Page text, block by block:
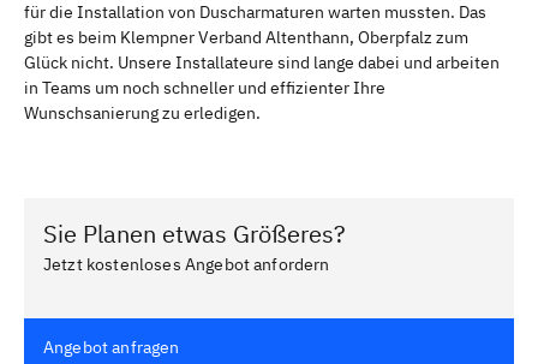
für die Installation von Duscharmaturen warten mussten. Das
gibt es beim Klempner Verband Altenthann, Oberpfalz zum
Glück nicht. Unsere Installateure sind lange dabei und arbeiten
in Teams um noch schneller und effizienter Ihre
Wunschsanierung zu erledigen.
Sie Planen etwas Größeres?
Jetzt kostenloses Angebot anfordern
Angebot anfragen